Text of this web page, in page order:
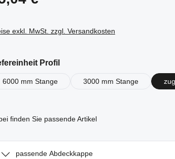
exkl. MwSt. zzgl. Versandkosten
Profilauswählen
6000 mm Stange 3000 mm Stange
finden Sie passende Artikel
passende Abdeckkappe